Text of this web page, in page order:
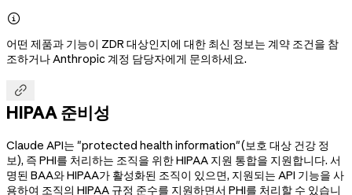

어떤 제품과 기능이 ZDR 대상인지에 대한 최신 정보는 계약 조건을 참
조하거나 Anthropic 계정 담당자에게 문의하세요.

HIPAA 준비성
Claude API는 "protected health information"(보호 대상 건강 정
보), 즉 PHI를 처리하는 조직을 위한 HIPAA 지원 통합을 지원합니다. 서
명된 BAA와 HIPAA가 활성화된 조직이 있으면, 지원되는 API 기능을 사
용하여 조직의 HIPAA 규정 준수를 지원하면서 PHI를 처리할 수 있습니